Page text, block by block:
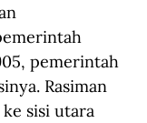
pemerintah
Rasiman
sisi utara